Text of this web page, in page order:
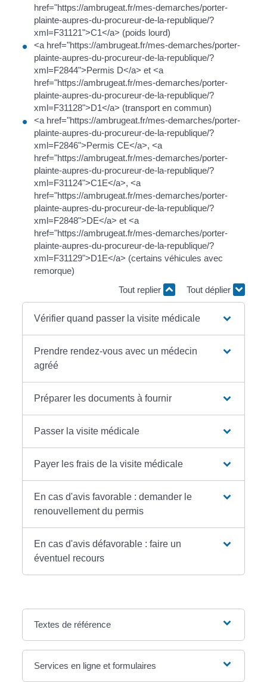
href="https://ambrugeat.fr/mes-demarches/porter-
plainte-aupres-du-procureur-de-la-republique/?
xml=F31121">C1</a> (poids lourd)
<a href="https://ambrugeat.fr/mes-demarches/porter-
plainte-aupres-du-procureur-de-la-republique/?
xml=F2844">Permis D</a> et <a
href="https://ambrugeat.fr/mes-demarches/porter-
plainte-aupres-du-procureur-de-la-republique/?
xml=F31128">D1</a> (transport en commun)
<a href="https://ambrugeat.fr/mes-demarches/porter-
plainte-aupres-du-procureur-de-la-republique/?
xml=F2846">Permis CE</a>, <a
href="https://ambrugeat.fr/mes-demarches/porter-
plainte-aupres-du-procureur-de-la-republique/?
xml=F31124">C1E</a>, <a
href="https://ambrugeat.fr/mes-demarches/porter-
plainte-aupres-du-procureur-de-la-republique/?
xml=F2848">DE</a> et <a
href="https://ambrugeat.fr/mes-demarches/porter-
plainte-aupres-du-procureur-de-la-republique/?
xml=F31129">D1E</a> (certains véhicules avec
remorque)
Tout replier
Tout déplier
Vérifier quand passer la visite médicale
Prendre rendez-vous avec un médecin
agréé
Préparer les documents à fournir
Passer la visite médicale
Payer les frais de la visite médicale
En cas d'avis favorable : demander le
renouvellement du permis
En cas d'avis défavorable : faire un
éventuel recours
Textes de référence
Services en ligne et formulaires